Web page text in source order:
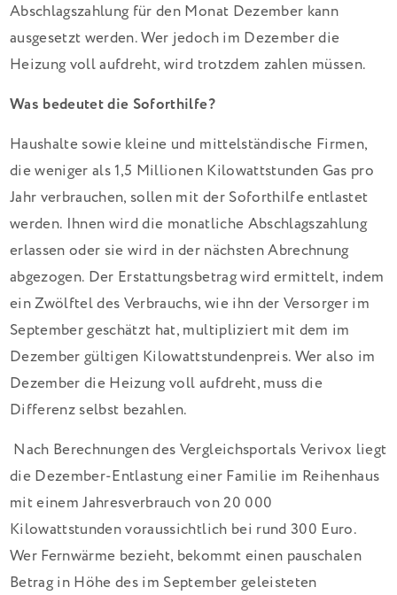
Abschlagszahlung für den Monat Dezember kann
ausgesetzt werden. Wer jedoch im Dezember die
Heizung voll aufdreht, wird trotzdem zahlen müssen.
Was bedeutet die Soforthilfe?
Haushalte sowie kleine und mittelständische Firmen,
die weniger als 1,5 Millionen Kilowattstunden Gas pro
Jahr verbrauchen, sollen mit der Soforthilfe entlastet
werden. Ihnen wird die monatliche Abschlagszahlung
erlassen oder sie wird in der nächsten Abrechnung
abgezogen. Der Erstattungsbetrag wird ermittelt, indem
ein Zwölftel des Verbrauchs, wie ihn der Versorger im
September geschätzt hat, multipliziert mit dem im
Dezember gültigen Kilowattstundenpreis. Wer also im
Dezember die Heizung voll aufdreht, muss die
Differenz selbst bezahlen.
Nach Berechnungen des Vergleichsportals Verivox liegt
die Dezember-Entlastung einer Familie im Reihenhaus
mit einem Jahresverbrauch von 20 000
Kilowattstunden voraussichtlich bei rund 300 Euro.
Wer Fernwärme bezieht, bekommt einen pauschalen
Betrag in Höhe des im September geleisteten